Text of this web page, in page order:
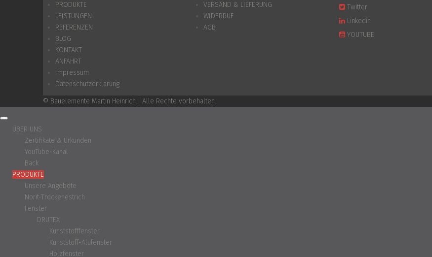
PRODUKTE
LEISTUNGEN
REFERENZEN
BLOG
KONTAKT
ANFAHRT
Impressum
Datenschutzerklärung
VERSAND & LIEFERUNG
WIDERRUF
AGB
Twitter
Linkedin
YOUTUBE
© Bauelemente Martin Heinrich | Alle Rechte vorbehalten
ÜBER UNS
Zertifikate & Urkunden
YouTube-Kanal
Back
PRODUKTE
Unsere Angebote
Norit-Trockenestrich
Fenster
DRUTEX
Kunststofffenster
Kunststoff-Alufenster
Holzfenster